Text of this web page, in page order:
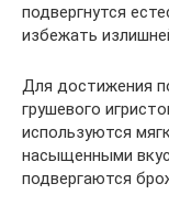
подвергнутся
избежать
Для достижения
грушевого
используются
насыщенными
подвергаются